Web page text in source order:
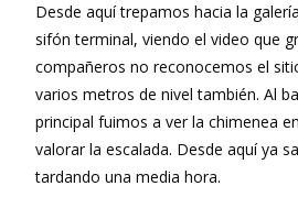
Desde aquí trepamos hacia la
sifón terminal, viendo el video que
compañeros no reconocemos el
varios metros de nivel también. Al
principal fuimos a ver la chimenea
valorar la escalada. Desde aquí ya
tardando una media hora.